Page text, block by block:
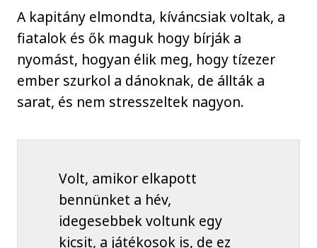
A kapitány elmondta, kíváncsiak voltak, a
fiatalok és ők maguk hogy bírják a
nyomást, hogyan élik meg, hogy tízezer
ember szurkol a dánoknak, de állták a
sarat, és nem stresszeltek nagyon.
Volt, amikor elkapott
bennünket a hév,
idegesebbek voltunk egy
kicsit, a játékosok is, de ez